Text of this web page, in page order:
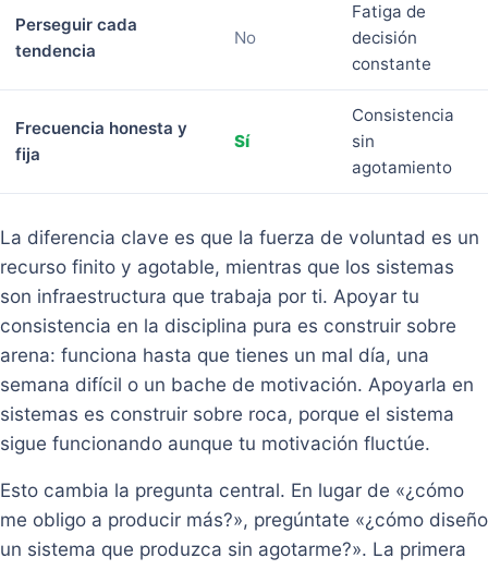
Perseguir cada
tendencia
No
Fatiga de
decisión
constante
Frecuencia honesta y
fija
Sí
Consistencia
sin
agotamiento
La diferencia clave es que la fuerza de voluntad es un
recurso finito y agotable, mientras que los sistemas
son infraestructura que trabaja por ti. Apoyar tu
consistencia en la disciplina pura es construir sobre
arena: funciona hasta que tienes un mal día, una
semana difícil o un bache de motivación. Apoyarla en
sistemas es construir sobre roca, porque el sistema
sigue funcionando aunque tu motivación fluctúe.
Esto cambia la pregunta central. En lugar de «¿cómo
me obligo a producir más?», pregúntate «¿cómo diseño
un sistema que produzca sin agotarme?». La primera